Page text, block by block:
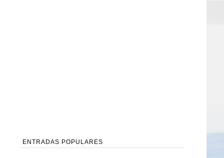
ENTRADAS POPULARES